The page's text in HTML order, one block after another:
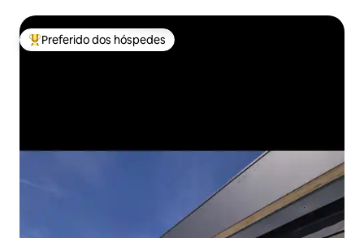
Entre os melhores preferidos dos hóspedes
Preferido dos hóspedes